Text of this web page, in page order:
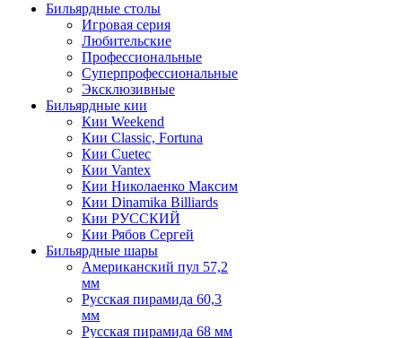
Бильярдные столы
Игровая серия
Любительские
Профессиональные
Суперпрофессиональные
Эксклюзивные
Бильярдные кии
Кии Weekend
Кии Classic, Fortuna
Кии Cuetec
Кии Vantex
Кии Николаенко Максим
Кии Dinamika Billiards
Кии РУССКИЙ
Кии Рябов Сергей
Бильярдные шары
Американский пул 57,2
мм
Русская пирамида 60,3
мм
Русская пирамида 68 мм